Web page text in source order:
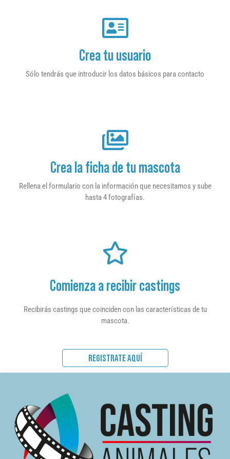
Crea tu usuario
Sólo tendrás que introducir los datos básicos para contacto
Crea la ficha de tu mascota
Rellena el formulario con la información que necesitamos y sube
hasta 4 fotografías.
Comienza a recibir castings
Recibirás castings que coinciden con las características de tu
mascota.
REGISTRATE AQUÍ